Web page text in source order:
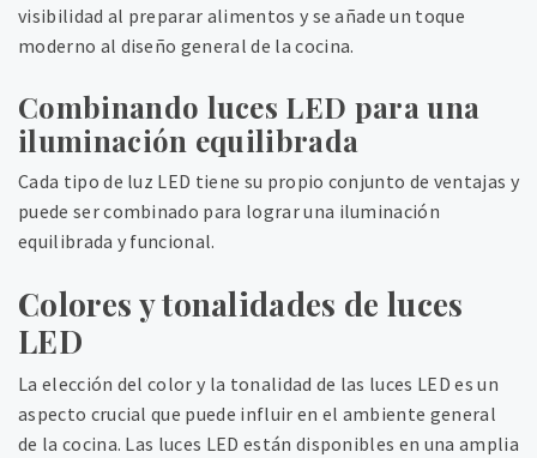
visibilidad al preparar alimentos y se añade un toque
moderno al diseño general de la cocina.
Combinando luces LED para una
iluminación equilibrada
Cada tipo de luz LED tiene su propio conjunto de ventajas y
puede ser combinado para lograr una iluminación
equilibrada y funcional.
Colores y tonalidades de luces
LED
La elección del color y la tonalidad de las luces LED es un
aspecto crucial que puede influir en el ambiente general
de la cocina. Las luces LED están disponibles en una amplia